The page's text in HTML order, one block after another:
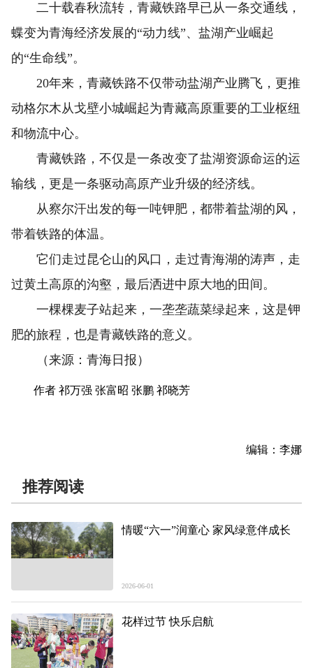
二十载春秋流转，青藏铁路早已从一条交通线，
蝶变为青海经济发展的“动力线”、盐湖产业崛起
的“生命线”。
20年来，青藏铁路不仅带动盐湖产业腾飞，更推
动格尔木从戈壁小城崛起为青藏高原重要的工业枢纽
和物流中心。
青藏铁路，不仅是一条改变了盐湖资源命运的运
输线，更是一条驱动高原产业升级的经济线。
从察尔汗出发的每一吨钾肥，都带着盐湖的风，
带着铁路的体温。
它们走过昆仑山的风口，走过青海湖的涛声，走
过黄土高原的沟壑，最后洒进中原大地的田间。
一棵棵麦子站起来，一垄垄蔬菜绿起来，这是钾
肥的旅程，也是青藏铁路的意义。
（来源：青海日报）
作者 祁万强 张富昭 张鹏 祁晓芳
编辑：李娜
推荐阅读
情暖“六一”润童心 家风绿意伴成长
2026-06-01
花样过节 快乐启航